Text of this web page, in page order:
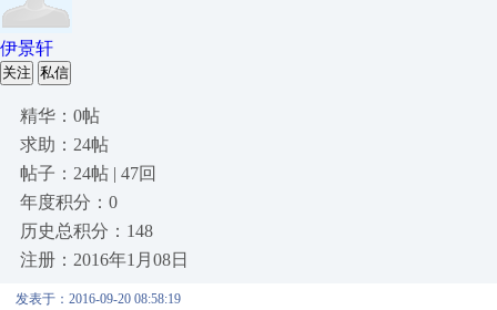
伊景轩
关注 私信
精华：0帖
求助：24帖
帖子：24帖 | 47回
年度积分：0
历史总积分：148
注册：2016年1月08日
发表于：2016-09-20 08:58:19